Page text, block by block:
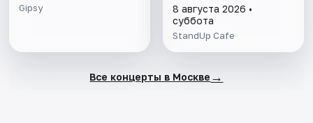
Gipsy
8 августа 2026 •
суббота
StandUp Cafe
Все концерты в Москве →